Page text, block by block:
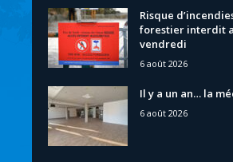
Risque
forestier interdit
vendredi
6 août 2026
Il y a un an… la
6 août 2026